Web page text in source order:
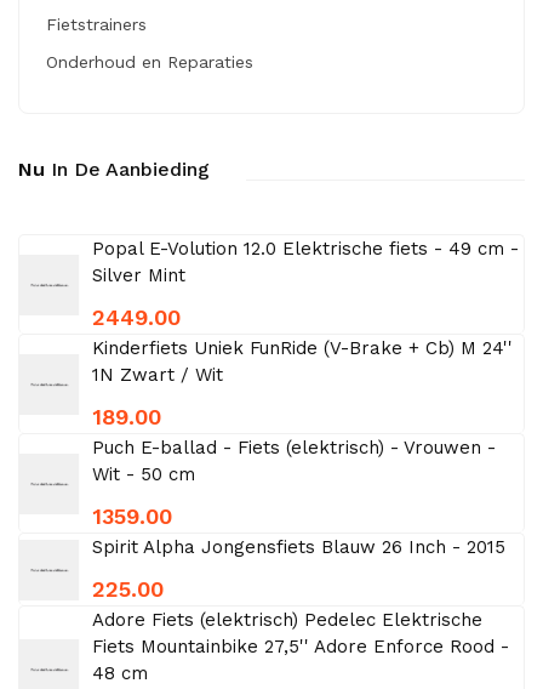
Fietstrainers
Onderhoud en Reparaties
Nu In De Aanbieding
Popal E-Volution 12.0 Elektrische fiets - 49 cm -
Silver Mint
2449.00
Kinderfiets Uniek FunRide (V-Brake + Cb) M 24''
1N Zwart / Wit
189.00
Puch E-ballad - Fiets (elektrisch) - Vrouwen -
Wit - 50 cm
1359.00
Spirit Alpha Jongensfiets Blauw 26 Inch - 2015
225.00
Adore Fiets (elektrisch) Pedelec Elektrische
Fiets Mountainbike 27,5'' Adore Enforce Rood -
48 cm